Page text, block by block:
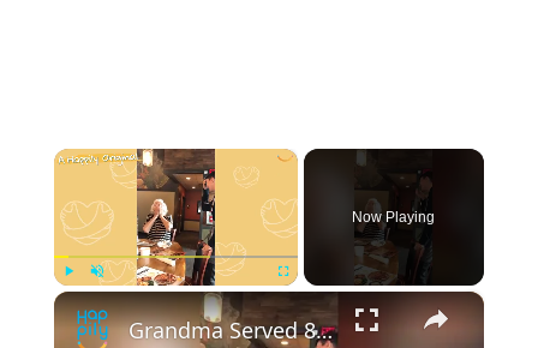
×
Now Playing
×
Grandma Served 88th Birthday Meal By Grandchild She's Not Seen in 11 Years | Happily TV